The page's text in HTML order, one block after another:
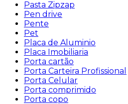
Pasta Zipzap
Pen drive
Pente
Pet
Placa de Aluminio
Placa Imobiliaria
Porta cartão
Porta Carteira Profissional
Porta Celular
Porta comprimido
Porta copo